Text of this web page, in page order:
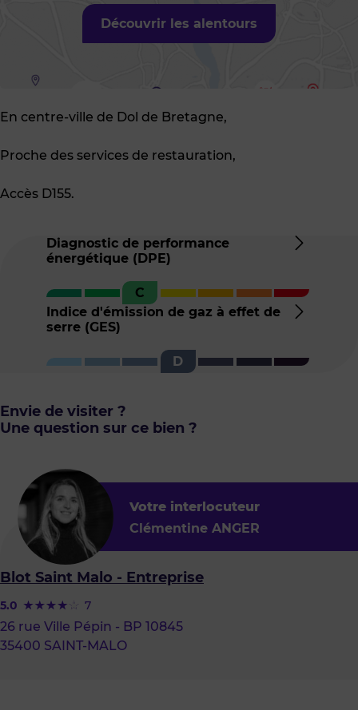
Découvrir les alentours
En centre-ville de Dol de Bretagne,
Proche des services de restauration,
Accès D155.
Diagnostic de performance
énergétique (DPE)
DPE
C
Indice d'émission de gaz à effet de
serre (GES)
l'indice
D
Envie de visiter ?
Une question sur ce bien ?
Votre interlocuteur
Clémentine ANGER
Blot Saint Malo - Entreprise
5.0 7
26 rue Ville Pépin - BP 10845
35400 SAINT-MALO